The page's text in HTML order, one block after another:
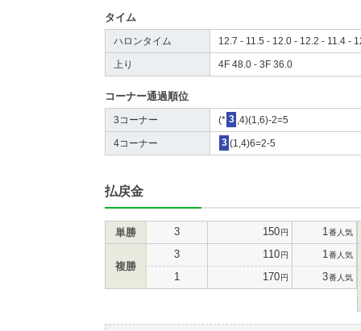
タイム
ハロンタイム 12.7 - 11.5 - 12.0 - 12.2 - 11.4 -
上り 4F 48.0 - 3F 36.0
コーナー通過順位
3コーナー (* 3 ,4)(1,6)-2=5
4コーナー 3 (1,4)6=2-5
払戻金
単勝 3 150円 1 番人気
複勝
3 110円 1 番人気
1 170円 3番人気